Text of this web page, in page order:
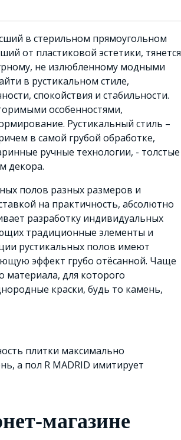
в стерильном прямоугольном
от пластиковой эстетики, тянется
не излюбленному модными
в рустикальном стиле,
спокойствия и стабильности.
особенностями,
Рустикальный стиль –
в самой грубой обработке,
ручные технологии, - толстые
декора.
полов разных размеров и
на практичность, абсолютно
разработку индивидуальных
традиционные элементы и
рустикальных полов имеют
эффект грубо отёсанной. Чаще
материала, для которого
краски, будь то камень,
плитки максимально
а пол R MADRID имитирует
магазине